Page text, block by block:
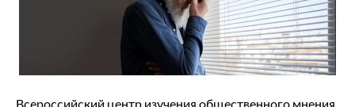
Всероссийский центр изучения общественного мнения